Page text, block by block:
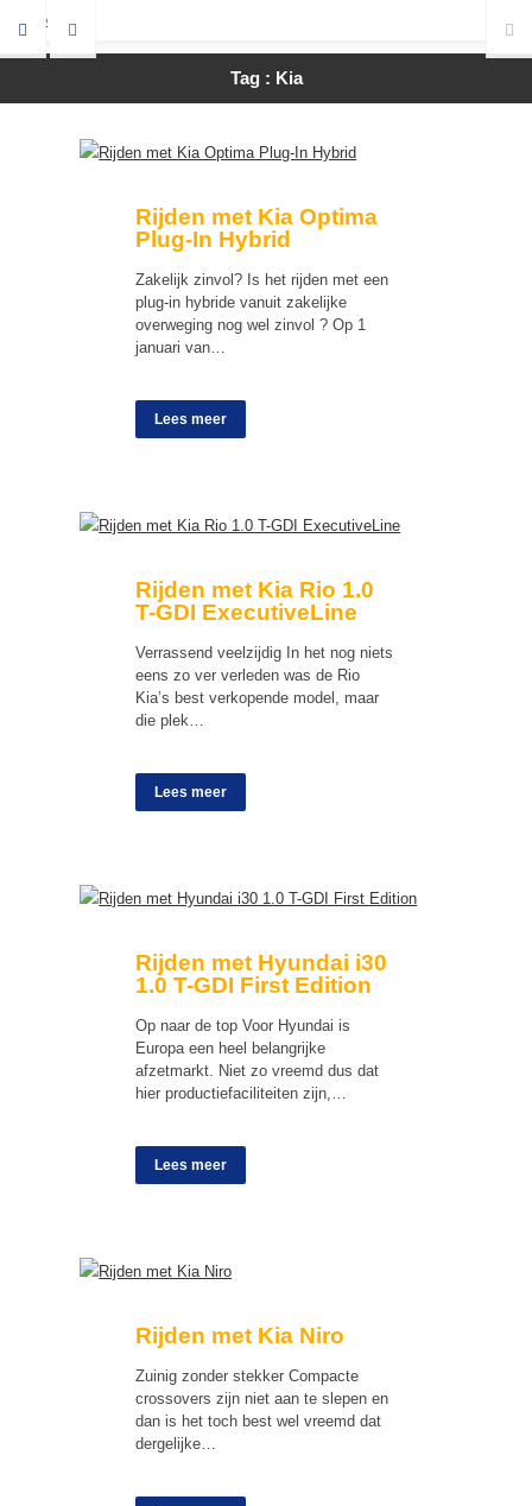
Tag : Kia
Rijden met Kia Optima
Plug-In Hybrid
Zakelijk zinvol? Is het rijden met een
plug-in hybride vanuit zakelijke
overweging nog wel zinvol ? Op 1
januari van…
Lees meer
Rijden met Kia Rio 1.0
T-GDI ExecutiveLine
Verrassend veelzijdig In het nog niets
eens zo ver verleden was de Rio
Kia’s best verkopende model, maar
die plek…
Lees meer
Rijden met Hyundai i30
1.0 T-GDI First Edition
Op naar de top Voor Hyundai is
Europa een heel belangrijke
afzetmarkt. Niet zo vreemd dus dat
hier productiefaciliteiten zijn,…
Lees meer
Rijden met Kia Niro
Zuinig zonder stekker Compacte
crossovers zijn niet aan te slepen en
dan is het toch best wel vreemd dat
dergelijke…